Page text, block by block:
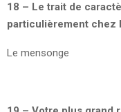
18 – Le trait de
particulièrement chez
Le mensonge